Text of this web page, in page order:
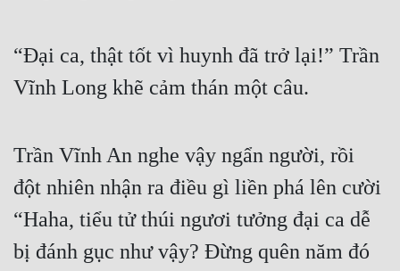
“Đại ca, thật tốt vì huynh đã trở lại!” Trần
Vĩnh Long khẽ cảm thán một câu.
Trần Vĩnh An nghe vậy ngẩn người, rồi
đột nhiên nhận ra điều gì liền phá lên cười
“Haha, tiểu tử thúi ngươi tưởng đại ca dễ
bị đánh gục như vậy? Đừng quên năm đó